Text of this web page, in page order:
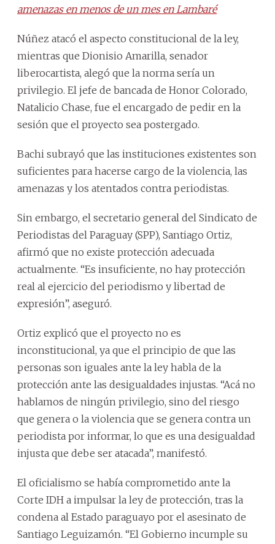
amenazas en menos de un mes en Lambaré
Núñez atacó el aspecto constitucional de la ley,
mientras que Dionisio Amarilla, senador
liberocartista, alegó que la norma sería un
privilegio. El jefe de bancada de Honor Colorado,
Natalicio Chase, fue el encargado de pedir en la
sesión que el proyecto sea postergado.
Bachi subrayó que las instituciones existentes son
suficientes para hacerse cargo de la violencia, las
amenazas y los atentados contra periodistas.
Sin embargo, el secretario general del Sindicato de
Periodistas del Paraguay (SPP), Santiago Ortiz,
afirmó que no existe protección adecuada
actualmente. “Es insuficiente, no hay protección
real al ejercicio del periodismo y libertad de
expresión”, aseguró.
Ortiz explicó que el proyecto no es
inconstitucional, ya que el principio de que las
personas son iguales ante la ley habla de la
protección ante las desigualdades injustas. “Acá no
hablamos de ningún privilegio, sino del riesgo
que genera o la violencia que se genera contra un
periodista por informar, lo que es una desigualdad
injusta que debe ser atacada”, manifestó.
El oficialismo se había comprometido ante la
Corte IDH a impulsar la ley de protección, tras la
condena al Estado paraguayo por el asesinato de
Santiago Leguizamón. “El Gobierno incumple su